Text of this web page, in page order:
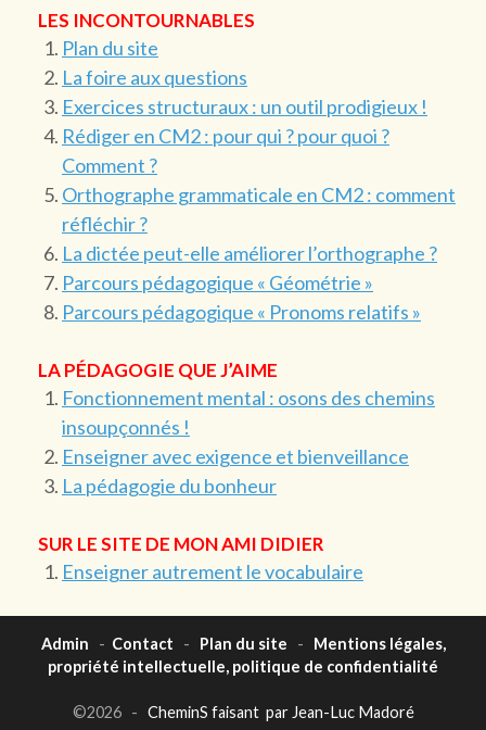
LES INCONTOURNABLES
Plan du site
La foire aux questions
Exercices structuraux : un outil prodigieux !
Rédiger en CM2 : pour qui ? pour quoi ?
Comment ?
Orthographe grammaticale en CM2 : comment
réfléchir ?
La dictée peut-elle améliorer l’orthographe ?
Parcours pédagogique « Géométrie »
Parcours pédagogique « Pronoms relatifs »
LA PÉDAGOGIE QUE J’AIME
Fonctionnement mental : osons des chemins
insoupçonnés !
Enseigner avec exigence et bienveillance
La pédagogie du bonheur
SUR LE SITE DE MON AMI DIDIER
Enseigner autrement le vocabulaire
Admin - Contact - Plan du site -
Mentions légales,
propriété intellectuelle, politique de confidentialité
©2026 - CheminS faisant par Jean-Luc Madoré